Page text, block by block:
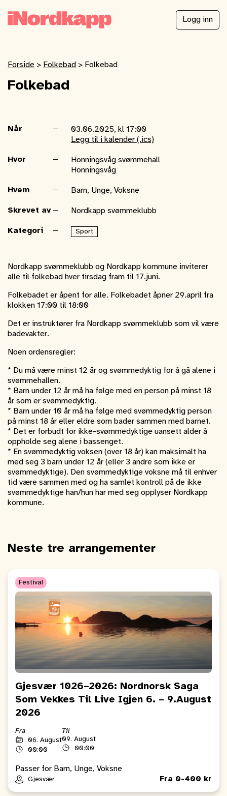
Logg inn
Forside > Folkebad > Folkebad
Folkebad
Når
03.06.2025, kl 17:00
Legg til i kalender (.ics)
Hvor
Honningsvåg svømmehall
Honningsvåg
Hvem Barn, Unge, Voksne
Skrevet av Nordkapp svømmeklubb
Kategori Sport
Nordkapp svømmeklubb og Nordkapp kommune inviterer
alle til folkebad hver tirsdag fram til 17.juni.
Folkebadet er åpent for alle. Folkebadet åpner 29.april fra
klokken 17:00 til 18:00
Det er instruktører fra Nordkapp svømmeklubb som vil være
badevakter.
Noen ordensregler:
* Du må være minst 12 år og svømmedyktig for å gå alene i
svømmehallen.
* Barn under 12 år må ha følge med en person på minst 18
år som er svømmedyktig.
* Barn under 10 år må ha følge med svømmedyktig person
på minst 18 år eller eldre som bader sammen med barnet.
* Det er forbudt for ikke-svømmedyktige uansett alder å
oppholde seg alene i bassenget.
* En svømmedyktig voksen (over 18 år) kan maksimalt ha
med seg 3 barn under 12 år (eller 3 andre som ikke er
svømmedyktige). Den svømmedyktige voksne må til enhver
tid være sammen med og ha samlet kontroll på de ikke
svømmedyktige han/hun har med seg opplyser Nordkapp
kommune.
Neste tre arrangementer
Festival
Gjesvær 1026–2026: Nordnorsk Saga
Som Vekkes Til Live Igjen 6. – 9.August
2026
Fra
06. August
00:00
Til
09. August
00:00
Passer for Barn, Unge, Voksne
Gjesvær Fra 0-400 kr